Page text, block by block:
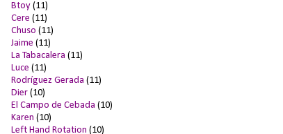
Btoy (11)
Cere (11)
Chuso (11)
Jaime (11)
La Tabacalera (11)
Luce (11)
Rodríguez Gerada (11)
Dier (10)
El Campo de Cebada (10)
Karen (10)
Left Hand Rotation (10)